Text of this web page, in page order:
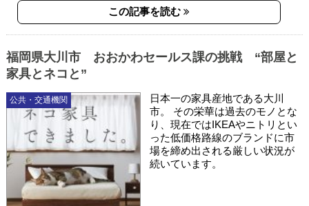
この記事を読む
公共・交通機関
福岡県大川市 おおかわセールス課の挑戦 “部屋と
家具とネコと”
日本一の家具産地である大川
市。 その栄華は過去のモノとな
り、現在ではIKEAやニトリとい
った低価格路線のブランドに市
場を締め出される厳しい状況が
続いています。